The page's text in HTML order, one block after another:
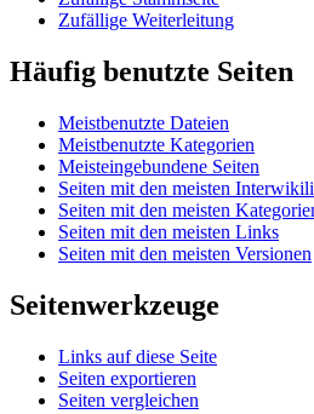
Zufällige Weiterleitung
Häufig benutzte Seiten
Meistbenutzte Dateien
Meistbenutzte Kategorien
Meisteingebundene Seiten
Seiten mit den meisten
Seiten mit den meisten
Seiten mit den meisten Links
Seiten mit den meisten Versionen
Seitenwerkzeuge
Links auf diese Seite
Seiten exportieren
Seiten vergleichen